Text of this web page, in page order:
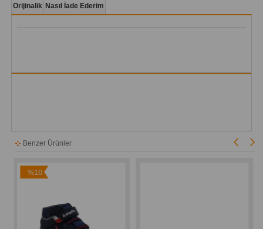
Orijinalik Nasıl İade Ederim
Benzer Ürünler